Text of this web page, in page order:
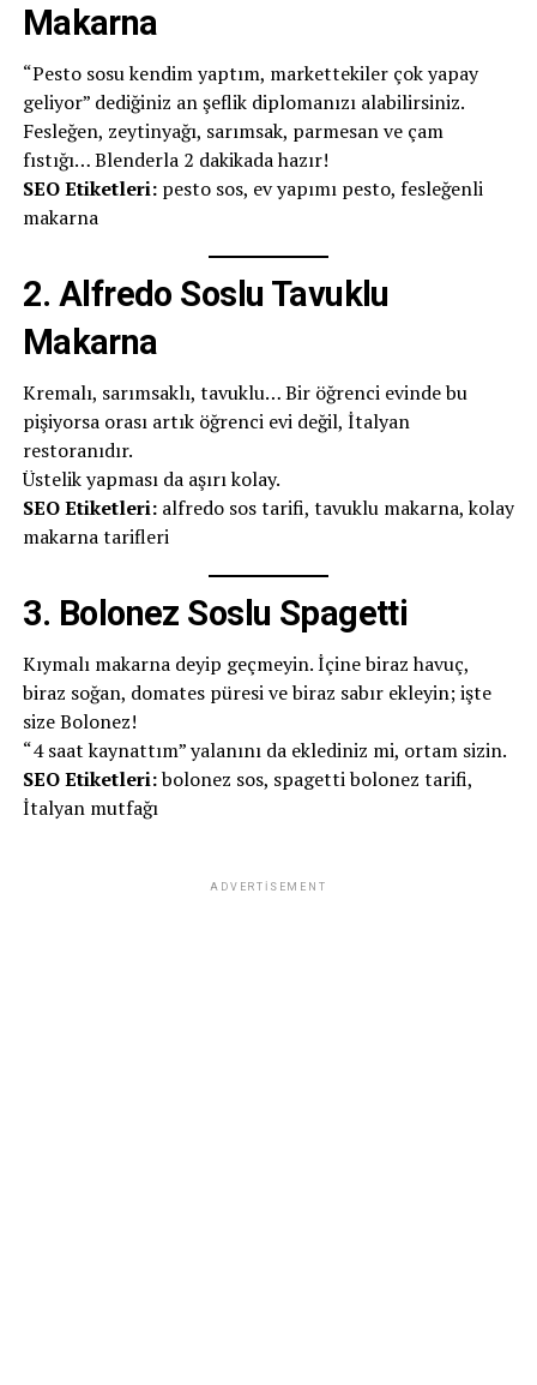
Makarna
“Pesto sosu kendim yaptım, markettekiler çok yapay
geliyor” dediğiniz an şeflik diplomanızı alabilirsiniz.
Fesleğen, zeytinyağı, sarımsak, parmesan ve çam
fıstığı… Blenderla 2 dakikada hazır!
SEO Etiketleri:pesto sos, ev yapımı pesto, fesleğenli
makarna
2. Alfredo Soslu Tavuklu
Makarna
Kremalı, sarımsaklı, tavuklu… Bir öğrenci evinde bu
pişiyorsa orası artık öğrenci evi değil, İtalyan
restoranıdır.
Üstelik yapması da aşırı kolay.
SEO Etiketleri:alfredo sos tarifi, tavuklu makarna, kolay
makarna tarifleri
3. Bolonez Soslu Spagetti
Kıymalı makarna deyip geçmeyin. İçine biraz havuç,
biraz soğan, domates püresi ve biraz sabır ekleyin; işte
size Bolonez!
“4 saat kaynattım” yalanını da eklediniz mi, ortam sizin.
SEO Etiketleri:bolonez sos, spagetti bolonez tarifi,
İtalyan mutfağı
ADVERTISEMENT